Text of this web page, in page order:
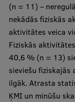
(n = 11) –
nekādās fiziskās
aktivitātes veica
Fiziskās
40,6 % (n = 13)
sieviešu
ilgāk. Atrasta
ĶMI un minūšu